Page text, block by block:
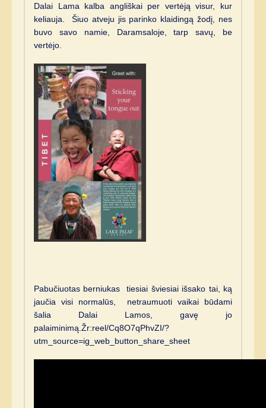
Dalai Lama kalba angliškai per vertėją visur, kur
keliauja. Šiuo atveju jis parinko klaidingą žodį, nes
buvo savo namie, Daramsaloje, tarp savų, be
vertėjo.
Pabučiuotas berniukas tiesiai šviesiai išsako tai, ką
jaučia visi normalūs, netraumuoti vaikai būdami
šalia Dalai Lamos, gavę jo
palaiminimą.Žr:reel/Cq8O7qPhvZI/?
utm_source=ig_web_button_share_sheet